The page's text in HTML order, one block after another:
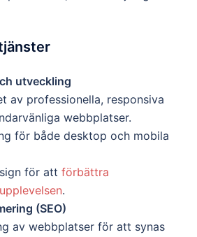
utveckling
av professionella, responsiva
webbplatser.
för både desktop och mobila
för att förbättra
.
(SEO)
av webbplatser för att synas